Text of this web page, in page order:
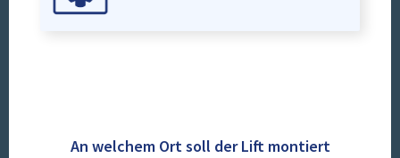
An welchem Ort soll der Lift montiert